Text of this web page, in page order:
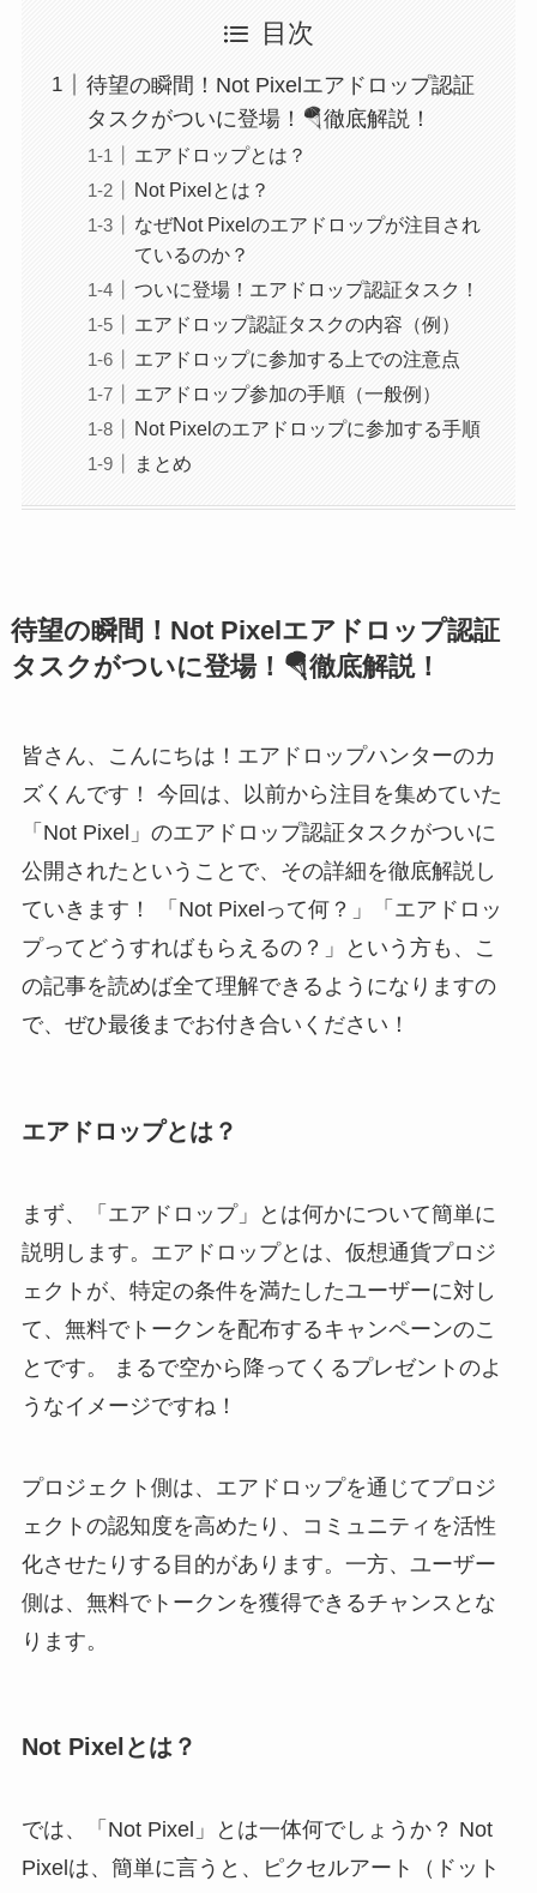
目次
待望の瞬間！Not Pixelエアドロップ認証
タスクがついに登場！🪂徹底解説！
エアドロップとは？
Not Pixelとは？
なぜNot Pixelのエアドロップが注目され
ているのか？
ついに登場！エアドロップ認証タスク！
エアドロップ認証タスクの内容（例）
エアドロップに参加する上での注意点
エアドロップ参加の手順（一般例）
Not Pixelのエアドロップに参加する手順
まとめ
待望の瞬間！Not Pixelエアドロップ認証
タスクがついに登場！🪂徹底解説！
皆さん、こんにちは！エアドロップハンターのカ
ズくんです！ 今回は、以前から注目を集めていた
「Not Pixel」のエアドロップ認証タスクがついに
公開されたということで、その詳細を徹底解説し
ていきます！ 「Not Pixelって何？」「エアドロッ
プってどうすればもらえるの？」という方も、こ
の記事を読めば全て理解できるようになりますの
で、ぜひ最後までお付き合いください！
エアドロップとは？
まず、「エアドロップ」とは何かについて簡単に
説明します。エアドロップとは、仮想通貨プロジ
ェクトが、特定の条件を満たしたユーザーに対し
て、無料でトークンを配布するキャンペーンのこ
とです。 まるで空から降ってくるプレゼントのよ
うなイメージですね！
プロジェクト側は、エアドロップを通じてプロジ
ェクトの認知度を高めたり、コミュニティを活性
化させたりする目的があります。一方、ユーザー
側は、無料でトークンを獲得できるチャンスとな
ります。
Not Pixelとは？
では、「Not Pixel」とは一体何でしょうか？ Not
Pixelは、簡単に言うと、ピクセルアート（ドット